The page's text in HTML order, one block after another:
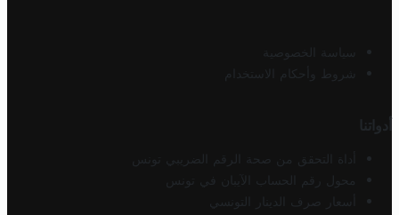
سياسة الخصوصية
شروط وأحكام الاستخدام
أدواتنا
أداة التحقق من صحة الرقم الضريبي تونس
محول رقم الحساب الآيبان في تونس
أسعار صرف الدينار التونسي